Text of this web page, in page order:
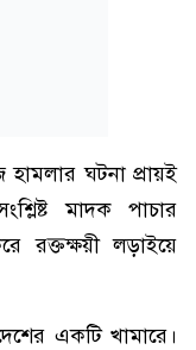
ঘটনা প্রায়ই
মাদক পাচার
রক্তক্ষয়ী লড়াইয়ে
একটি খামারে।